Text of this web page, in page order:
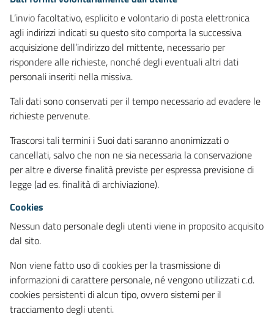
L’invio facoltativo, esplicito e volontario di posta elettronica
agli indirizzi indicati su questo sito comporta la successiva
acquisizione dell’indirizzo del mittente, necessario per
rispondere alle richieste, nonché degli eventuali altri dati
personali inseriti nella missiva.
Tali dati sono conservati per il tempo necessario ad evadere le
richieste pervenute.
Trascorsi tali termini i Suoi dati saranno anonimizzati o
cancellati, salvo che non ne sia necessaria la conservazione
per altre e diverse finalità previste per espressa previsione di
legge (ad es. finalità di archiviazione).
Cookies
Nessun dato personale degli utenti viene in proposito acquisito
dal sito.
Non viene fatto uso di cookies per la trasmissione di
informazioni di carattere personale, né vengono utilizzati c.d.
cookies persistenti di alcun tipo, ovvero sistemi per il
tracciamento degli utenti.